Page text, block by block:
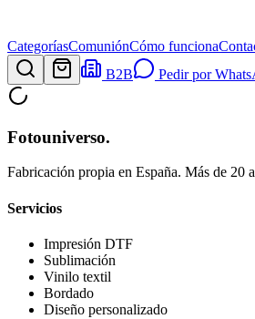
CategoríasComuniónCómo funciona
B2B
Pedir por
Fotouniverso.
Fabricación propia en España. Más de 20
Servicios
Impresión DTF
Sublimación
Vinilo textil
Bordado
Diseño personalizado